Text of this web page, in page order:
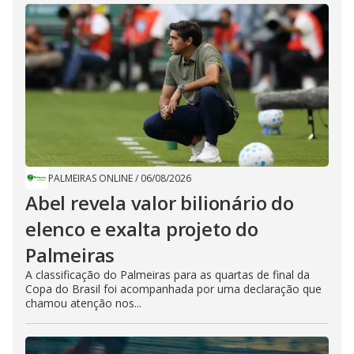
PALMEIRAS ONLINE/ 06/08/2026
Abel revela valor bilionário do
elenco e exalta projeto do
Palmeiras
A classificação do Palmeiras para as quartas de final da
Copa do Brasil foi acompanhada por uma declaração que
chamou atenção nos...